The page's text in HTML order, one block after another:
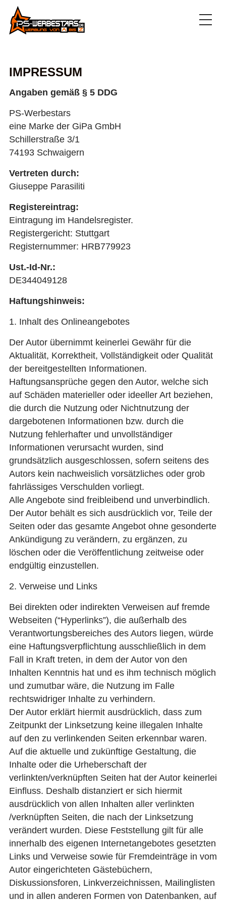
IMPRESSUM
Angaben gemäß § 5 DDG
PS-Werbestars
eine Marke der GiPa GmbH
Schillerstraße 3/1
74193 Schwaigern
Vertreten durch:
Giuseppe Parasiliti
Registereintrag:
Eintragung im Handelsregister.
Registergericht: Stuttgart
Registernummer: HRB779923
Ust.-Id-Nr.:
DE344049128
Haftungshinweis:
1. Inhalt des Onlineangebotes
Der Autor übernimmt keinerlei Gewähr für die
Aktualität, Korrektheit, Vollständigkeit oder Qualität
der bereitgestellten Informationen.
Haftungsansprüche gegen den Autor, welche sich
auf Schäden materieller oder ideeller Art beziehen,
die durch die Nutzung oder Nichtnutzung der
dargebotenen Informationen bzw. durch die
Nutzung fehlerhafter und unvollständiger
Informationen verursacht wurden, sind
grundsätzlich ausgeschlossen, sofern seitens des
Autors kein nachweislich vorsätzliches oder grob
fahrlässiges Verschulden vorliegt.
Alle Angebote sind freibleibend und unverbindlich.
Der Autor behält es sich ausdrücklich vor, Teile der
Seiten oder das gesamte Angebot ohne gesonderte
Ankündigung zu verändern, zu ergänzen, zu
löschen oder die Veröffentlichung zeitweise oder
endgültig einzustellen.
2. Verweise und Links
Bei direkten oder indirekten Verweisen auf fremde
Webseiten (“Hyperlinks”), die außerhalb des
Verantwortungsbereiches des Autors liegen, würde
eine Haftungsverpflichtung ausschließlich in dem
Fall in Kraft treten, in dem der Autor von den
Inhalten Kenntnis hat und es ihm technisch möglich
und zumutbar wäre, die Nutzung im Falle
rechtswidriger Inhalte zu verhindern.
Der Autor erklärt hiermit ausdrücklich, dass zum
Zeitpunkt der Linksetzung keine illegalen Inhalte
auf den zu verlinkenden Seiten erkennbar waren.
Auf die aktuelle und zukünftige Gestaltung, die
Inhalte oder die Urheberschaft der
verlinkten/verknüpften Seiten hat der Autor keinerlei
Einfluss. Deshalb distanziert er sich hiermit
ausdrücklich von allen Inhalten aller verlinkten
/verknüpften Seiten, die nach der Linksetzung
verändert wurden. Diese Feststellung gilt für alle
innerhalb des eigenen Internetangebotes gesetzten
Links und Verweise sowie für Fremdeinträge in vom
Autor eingerichteten Gästebüchern,
Diskussionsforen, Linkverzeichnissen, Mailinglisten
und in allen anderen Formen von Datenbanken, auf